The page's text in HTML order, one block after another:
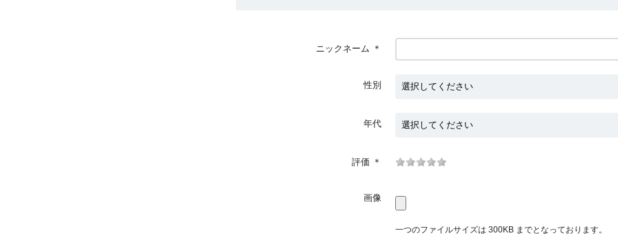
ニックネーム ＊
性別
年代
評価 ＊
画像
一つのファイルサイズは 300KB までとなっております。